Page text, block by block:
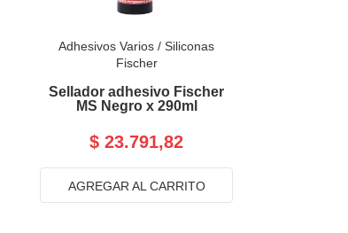
Adhesivos Varios /Siliconas
Fischer
Sellador adhesivo Fischer
MS Negro x 290ml
$ 23.791,82
AGREGAR AL CARRITO